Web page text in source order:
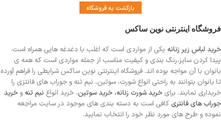
بازگشت به فروشگاه
فروشگاه اینترنتی نوین ساکس
خرید لباس زیر زنانه یکی از مواردی است که اغلب با دغدغه هایی همراه است.
پیدا کردن سایز،رنگ بندی و کیفیت مناسب از جمله مواردی است که همه ی
بانوان با آن مواجه بوده اند. فروشگاه اینترنتی نوین ساکس شرایطی را فراهم آورده
تا بانوان بتوانند به راحتی انواع شورت، سوتین، نیم تنه و جوراب های فانتزی را
خریداری نمایند. برای خرید شورت زنانه، خرید سوتین، خرید انواع نیم تنه و خرید
جوراب های فانتری کافی است به دسته بندی های موجود در سایت مراجعه
نموده و طرح های مورد نظر خود را انتخاب نمایید.